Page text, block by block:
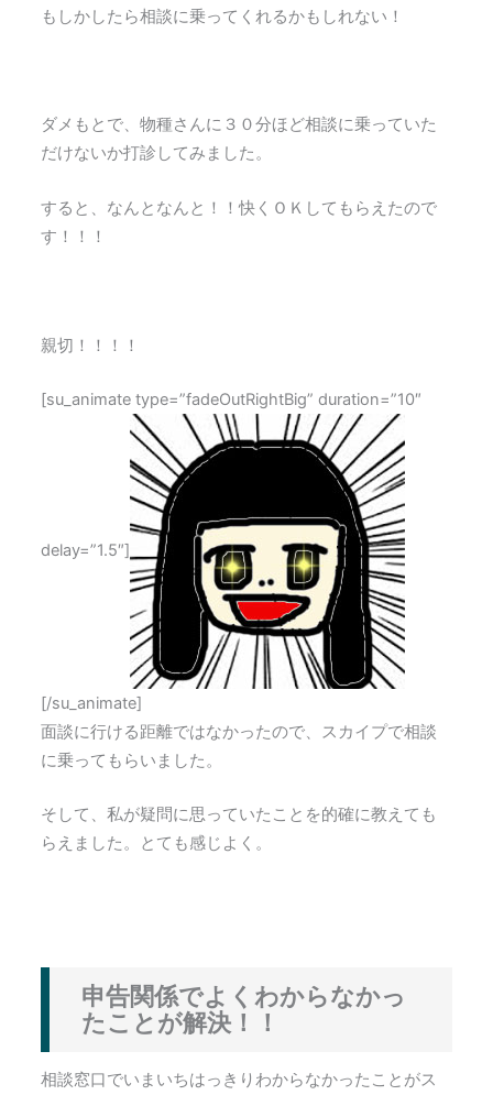
もしかしたら相談に乗ってくれるかもしれない！
ダメもとで、物種さんに３０分ほど相談に乗っていた
だけないか打診してみました。
すると、なんとなんと！！快くＯＫしてもらえたので
す！！！
親切！！！！
[su_animate type=”fadeOutRightBig” duration=”10″
delay=”1.5″]
[/su_animate]
面談に行ける距離ではなかったので、スカイプで相談
に乗ってもらいました。
そして、私が疑問に思っていたことを的確に教えても
らえました。とても感じよく。
申告関係でよくわからなかっ
たことが解決！！
相談窓口でいまいちはっきりわからなかったことがス